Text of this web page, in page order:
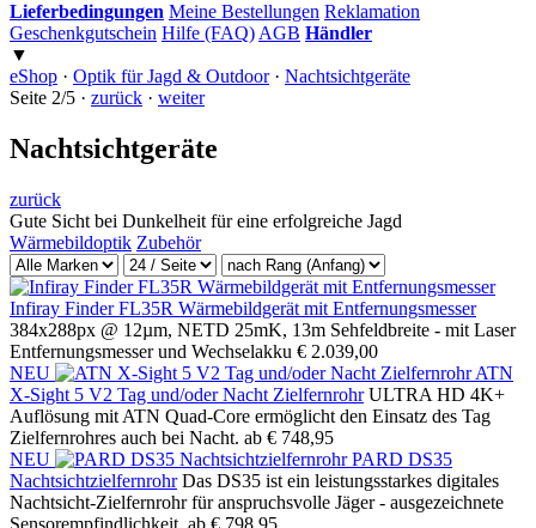
Lieferbedingungen Meine Bestellungen Reklamation
Geschenkgutschein Hilfe (FAQ) AGB Händler
▼
eShop · Optik für Jagd & Outdoor· Nachtsichtgeräte
Seite 2/5 · zurück · weiter
Nachtsichtgeräte
zurück
Gute Sicht bei Dunkelheit für eine erfolgreiche Jagd
Wärmebildoptik Zubehör
Infiray Finder FL35R Wärmebildgerät mit Entfernungsmesser
384x288px @ 12µm, NETD 25mK, 13m Sehfeldbreite - mit Laser
Entfernungsmesser und Wechselakku € 2.039,00
NEU
ATN
X-Sight 5 V2 Tag und/oder Nacht Zielfernrohr ULTRA HD 4K+
Auflösung mit ATN Quad-Core ermöglicht den Einsatz des Tag
Zielfernrohres auch bei Nacht. ab € 748,95
NEU
PARD DS35
Nachtsichtzielfernrohr Das DS35 ist ein leistungsstarkes digitales
Nachtsicht-Zielfernrohr für anspruchsvolle Jäger - ausgezeichnete
Sensorempfindlichkeit. ab € 798,95